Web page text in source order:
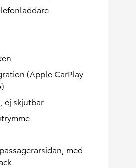
(Apple CarPlay
ej skjutbar
med